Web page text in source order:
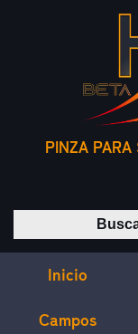
PINZA PARA
Inicio
Campos